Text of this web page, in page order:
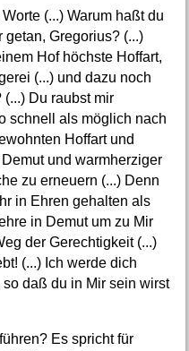
(...) Warum haßt du
getan, Gregorius? (...)
Hof höchste Hoffart,
(...) und dazu noch
Du raubst mir
schnell als möglich nach
Hoffart und
und warmherziger
zu erneuern (...) Denn
in Ehren gehalten als
in Demut um zu Mir
der Gerechtigkeit (...)
(...) Ich werde dich
daß du in Mir sein wirst
Es spricht für